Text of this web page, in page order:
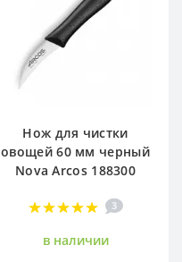
Нож для чистки
овощей 60 мм черный
Nova Arcos 188300
3
в наличии